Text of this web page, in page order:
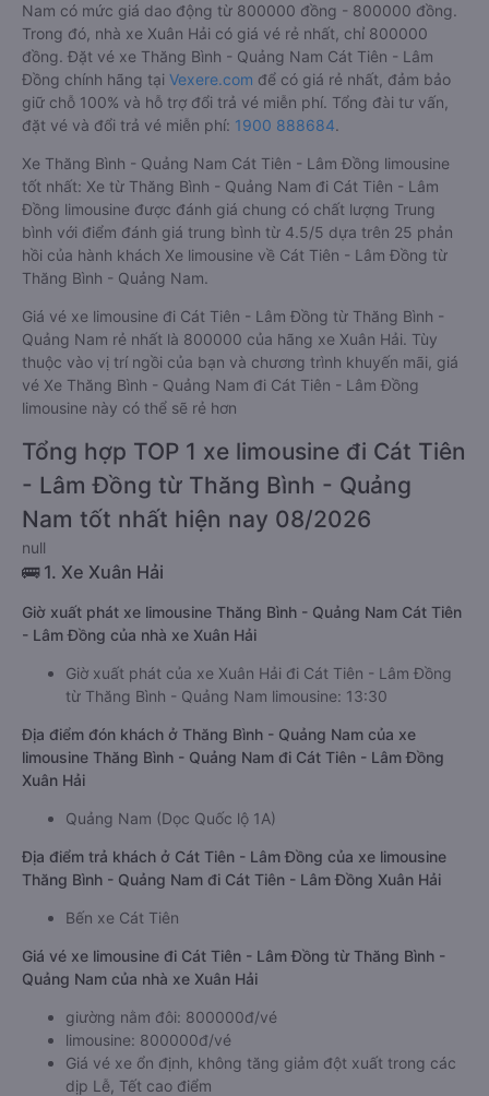
Nam có mức giá dao động từ 800000 đồng - 800000 đồng.
Trong đó, nhà xe Xuân Hải có giá vé rẻ nhất, chỉ 800000
đồng. Đặt vé xe Thăng Bình - Quảng Nam Cát Tiên - Lâm
Đồng chính hãng tại Vexere.com để có giá rẻ nhất, đảm bảo
giữ chỗ 100% và hỗ trợ đổi trả vé miễn phí. Tổng đài tư vấn,
đặt vé và đổi trả vé miễn phí: 1900 888684.
Xe Thăng Bình - Quảng Nam Cát Tiên - Lâm Đồng limousine
tốt nhất: Xe từ Thăng Bình - Quảng Nam đi Cát Tiên - Lâm
Đồng limousine được đánh giá chung có chất lượng Trung
bình với điểm đánh giá trung bình từ 4.5/5 dựa trên 25 phản
hồi của hành khách Xe limousine về Cát Tiên - Lâm Đồng từ
Thăng Bình - Quảng Nam.
Giá vé xe limousine đi Cát Tiên - Lâm Đồng từ Thăng Bình -
Quảng Nam rẻ nhất là 800000 của hãng xe Xuân Hải. Tùy
thuộc vào vị trí ngồi của bạn và chương trình khuyến mãi, giá
vé Xe Thăng Bình - Quảng Nam đi Cát Tiên - Lâm Đồng
limousine này có thể sẽ rẻ hơn
Tổng hợp TOP 1 xe limousine đi Cát Tiên
- Lâm Đồng từ Thăng Bình - Quảng
Nam tốt nhất hiện nay 08/2026
null
🚌 1. Xe Xuân Hải
Giờ xuất phát xe limousine Thăng Bình - Quảng Nam Cát Tiên
- Lâm Đồng của nhà xe Xuân Hải
Giờ xuất phát của xe Xuân Hải đi Cát Tiên - Lâm Đồng
từ Thăng Bình - Quảng Nam limousine: 13:30
Địa điểm đón khách ở Thăng Bình - Quảng Nam của xe
limousine Thăng Bình - Quảng Nam đi Cát Tiên - Lâm Đồng
Xuân Hải
Quảng Nam (Dọc Quốc lộ 1A)
Địa điểm trả khách ở Cát Tiên - Lâm Đồng của xe limousine
Thăng Bình - Quảng Nam đi Cát Tiên - Lâm Đồng Xuân Hải
Bến xe Cát Tiên
Giá vé xe limousine đi Cát Tiên - Lâm Đồng từ Thăng Bình -
Quảng Nam của nhà xe Xuân Hải
giường nằm đôi: 800000đ/vé
limousine: 800000đ/vé
Giá vé xe ổn định, không tăng giảm đột xuất trong các
dịp Lễ, Tết cao điểm